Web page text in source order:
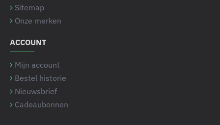
Sitemap
Onze merken
ACCOUNT
Mijn account
Bestel historie
Nieuwsbrief
Cadeaubonnen